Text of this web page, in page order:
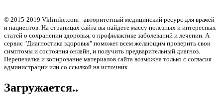
© 2015-2019 Vklinike.com - авторитетный медицинский ресурс для врачей
и пациентов. На страницах сайта вы найдете массу полезных и интересных
статей о сохранении здоровья, о профилактике заболеваний и лечении. А
сервис "Диагностика здоровья" поможет всем желающим проверить свои
симптомы и состояния онлайн, и получить предварительный диагноз.
Перепечатка и копирование материалов сайта возможна только с согласия
администрации или со ссылкой на источник.
Загружается..